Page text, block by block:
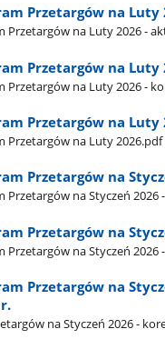
Przetargów na
Przetargów na Luty 2026 -
Przetargów na Luty
Przetargów na Luty 2026 -
Przetargów na Luty
Przetargów na Luty 2026.pdf
Przetargów na
Przetargów na Styczeń 2026
Przetargów na
Przetargów na Styczeń 2026
Przetargów na
na Styczeń 2026 -